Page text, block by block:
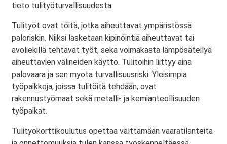
tieto tulityöturvallisuudesta.
Tulityöt ovat töitä, jotka aiheuttavat ympäristössä
paloriskin. Niiksi lasketaan kipinöintiä aiheuttavat tai
avoliekillä tehtävät työt, sekä voimakasta lämpösäteilyä
aiheuttavien välineiden käyttö. Tulitöihin liittyy aina
palovaara ja sen myötä turvallisuusriski. Yleisimpiä
työpaikkoja, joissa tulitöitä tehdään, ovat
rakennustyömaat sekä metalli- ja kemianteollisuuden
työpaikat.
Tulityökorttikoulutus opettaa välttämään vaaratilanteita